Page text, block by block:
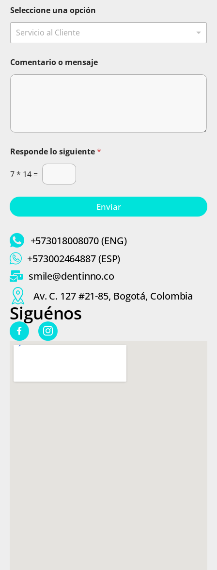
i
t
e
d
+
Seleccione una opción
Servicio al Cliente
Comentario o mensaje
p
i
s
i
g
i
e
n
t
e
N
o
m
b
r
e
Responde lo siguiente*
7* 14 =
Enviar
+573018008070 (ENG)
+573002464887 (ESP)
smile@dentinno.co
Av. C. 127 #21-85, Bogotá, Colombia
Siguénos